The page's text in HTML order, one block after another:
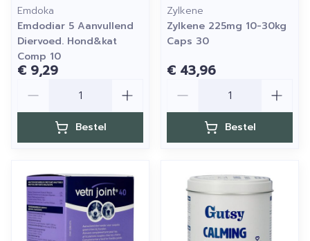
Emdoka
Emdodiar 5 Aanvullend
Diervoed. Hond&kat
Comp 10
€ 9,29
Bestel
Zylkene
Zylkene 225mg 10-30kg
Caps 30
€ 43,96
Bestel